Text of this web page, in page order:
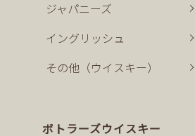
ジャパニーズ
イングリッシュ
その他（ウイスキー）
ボトラーズウイスキー